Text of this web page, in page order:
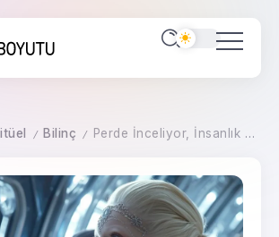
/ Bilinç / Perde İnceliyor, İnsanlık Uyanıyor